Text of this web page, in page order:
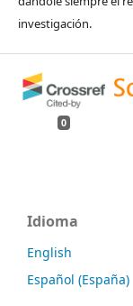
investigación.
0
Idioma
English
Español (España)